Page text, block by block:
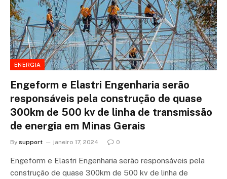
ENERGIA
Engeform e Elastri Engenharia serão
responsáveis pela construção de quase
300km de 500 kv de linha de transmissão
de energia em Minas Gerais
By support janeiro 17, 2024 0
Engeform e Elastri Engenharia serão responsáveis pela
construção de quase 300km de 500 kv de linha de